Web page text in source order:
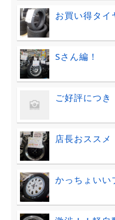
お買い得タイ
Sさん編！
ご好評につき
店長おススメ
かっちょいい